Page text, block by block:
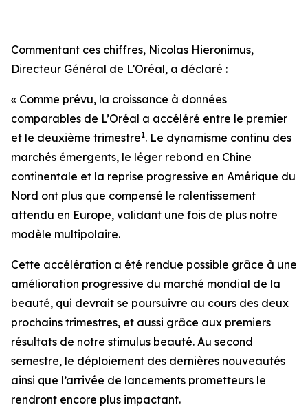
Commentant ces chiffres, Nicolas Hieronimus,
Directeur Général de L’Oréal, a déclaré :
« Comme prévu, la croissance à données
comparables de L’Oréal a accéléré entre le premier
et le deuxième trimestre1. Le dynamisme continu des
marchés émergents, le léger rebond en Chine
continentale et la reprise progressive en Amérique du
Nord ont plus que compensé le ralentissement
attendu en Europe, validant une fois de plus notre
modèle multipolaire.
Cette accélération a été rendue possible grâce à une
amélioration progressive du marché mondial de la
beauté, qui devrait se poursuivre au cours des deux
prochains trimestres, et aussi grâce aux premiers
résultats de notre stimulus beauté. Au second
semestre, le déploiement des dernières nouveautés
ainsi que l’arrivée de lancements prometteurs le
rendront encore plus impactant.